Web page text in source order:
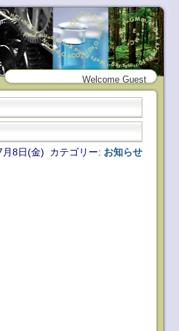
Welcome Guest
月8日(金) カテゴリー: お知らせ